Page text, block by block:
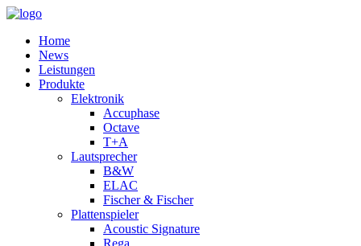
Home
News
Leistungen
Produkte
Elektronik
Accuphase
Octave
T+A
Lautsprecher
B&W
ELAC
Fischer & Fischer
Plattenspieler
Acoustic Signature
Rega